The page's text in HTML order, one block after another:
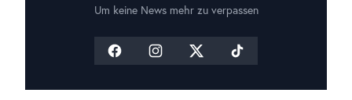
Um keine News mehr zu verpassen